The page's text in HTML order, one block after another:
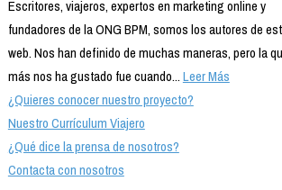
Escritores, viajeros, expertos en marketing online y
fundadores de la ONG BPM, somos los autores de
web. Nos han definido de muchas maneras, pero la
más nos ha gustado fue cuando...Leer Más
¿Quieres conocer nuestro proyecto?
Nuestro Currículum Viajero
¿Qué dice la prensa de nosotros?
Contacta con nosotros